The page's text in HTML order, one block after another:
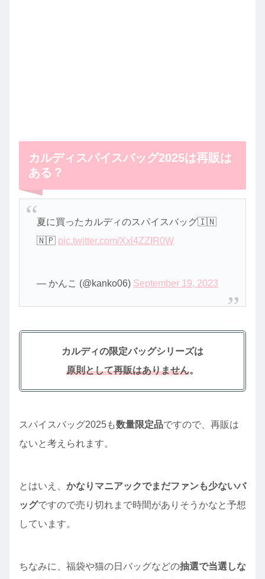
カルディスパイスバッグ2025は再販は
ある？
夏に買ったカルディのスパイスバッグ🇮🇳
🇳🇵 pic.twitter.com/Xxl4ZZIR0W
— かんこ (@kanko06) September 19, 2023
カルディの限定バッグシリーズは
原則として再販はありません。
スパイスバッグ2025も数量限定品ですので、再販は
ないと考えられます。
とはいえ、 かなりマニアックでまだファンも少ないバ
ッグですので売り切れまで時間がありそうかなと予想
しています。
ちなみに、福袋や猫の日バッグなどの抽選で当選しな